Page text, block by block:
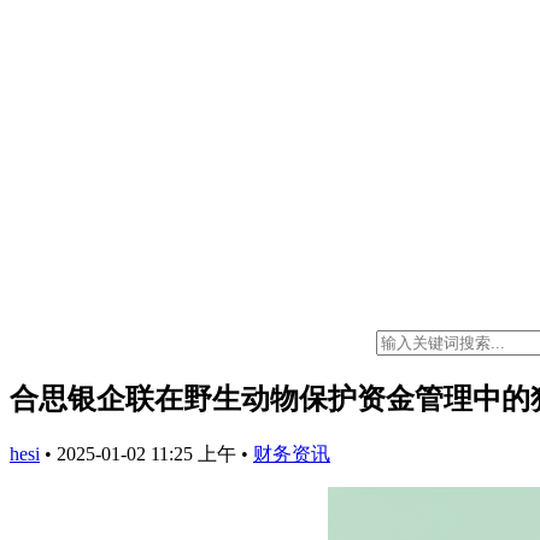
合思银企联在野生动物保护资金管理中的
hesi • 2025-01-02 11:25 上午 • 财务资讯